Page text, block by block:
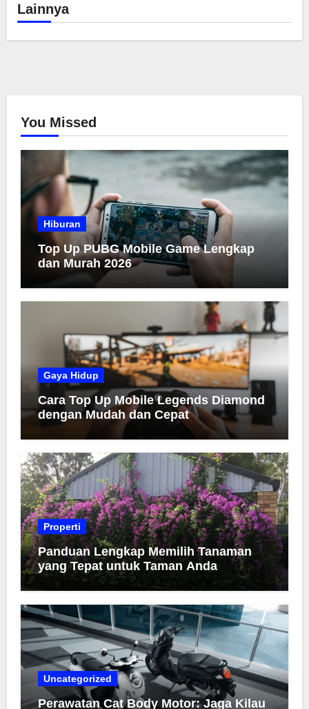
Lainnya
You Missed
Hiburan
Top Up PUBG Mobile Game Lengkap
dan Murah 2026
Gaya Hidup
Cara Top Up Mobile Legends Diamond
dengan Mudah dan Cepat
Properti
Panduan Lengkap Memilih Tanaman
yang Tepat untuk Taman Anda
Uncategorized
Perawatan Cat Body Motor: Jaga Kilau